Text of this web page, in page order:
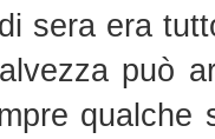
sera era
può
qualche